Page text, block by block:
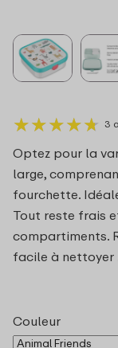
★★★★★
★★★★★ 3
Optez pour la
large,
fourchette.
Tout reste frais
compartiments.
facile à nettoyer
Couleur